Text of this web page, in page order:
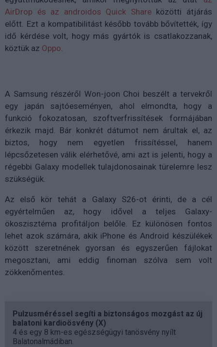
AirDrop és az androidos Quick Shareközötti átjárás
előtt. Ezt a kompatibilitást később tovább bővítették, így
idő kérdése volt, hogy más gyártók is csatlakozzanak,
köztük az Oppo.
A Samsung részéről Won-joon Choi beszélt a tervekről
egy japán sajtóeseményen, ahol elmondta, hogy a
funkció fokozatosan, szoftverfrissítések formájában
érkezik majd. Bár konkrét dátumot nem árultak el, az
biztos, hogy nem egyetlen frissítéssel, hanem
lépcsőzetesen válik elérhetővé, ami azt is jelenti, hogy a
régebbi Galaxy modellek tulajdonosainak türelemre lesz
szükségük.
Az első kör tehát a Galaxy S26-ot érinti, de a cél
egyértelműen az, hogy idővel a teljes Galaxy-
ökoszisztéma profitáljon belőle. Ez különösen fontos
lehet azok számára, akik iPhone és Android készülékek
között szeretnének gyorsan és egyszerűen fájlokat
megosztani, ami eddig finoman szólva sem volt
zökkenőmentes.
Pulzusméréssel segíti a biztonságos mozgást az új
balatoni kardioösvény (X)
4 és egy 8 km-es egészségügyi tanösvény nyílt
Balatonalmádiban.